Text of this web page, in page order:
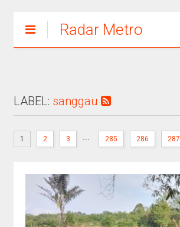
Radar Metro
LABEL: sanggau
1 2 3 ... 285 286 287